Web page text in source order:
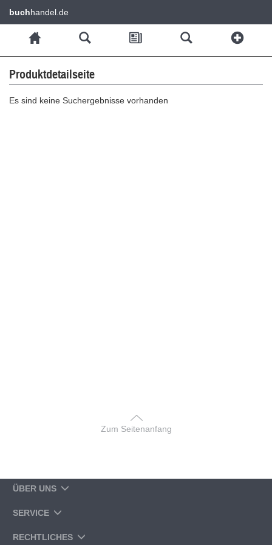
buchhandel.de
Produktdetailseite
Es sind keine Suchergebnisse vorhanden
Zum Seitenanfang
ÜBER UNS
SERVICE
RECHTLICHES